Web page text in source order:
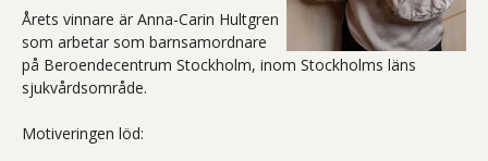
Årets vinnare är Anna-Carin Hultgren
som arbetar som barnsamordnare
på Beroendecentrum Stockholm, inom Stockholms läns
sjukvårdsområde.
Motiveringen löd: